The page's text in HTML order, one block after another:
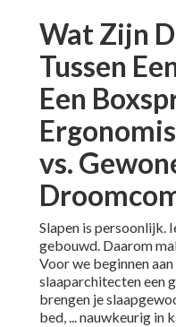
Wat Zijn
Tussen
Een
vs.
Slapen is persoonlijk.
gebouwd. Daarom
Voor we beginnen
slaaparchitecten een
brengen je
bed, ... nauwkeurig in